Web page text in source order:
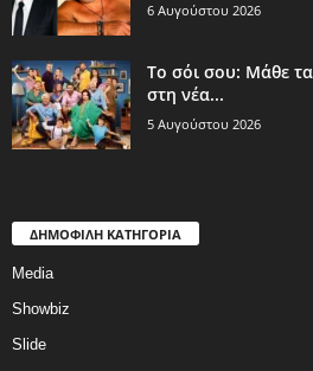
6 Αυγούστου 2026
Το σόι σου: Μάθε τα
στη νέα...
5 Αυγούστου 2026
ΔΗΜΟΦΙΛΗ ΚΑΤΗΓΟΡΙΑ
Media
Showbiz
Slide